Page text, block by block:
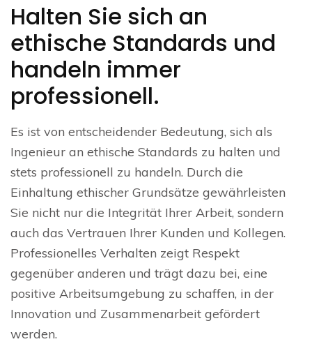
Halten Sie sich an
ethische Standards und
handeln immer
professionell.
Es ist von entscheidender Bedeutung, sich als
Ingenieur an ethische Standards zu halten und
stets professionell zu handeln. Durch die
Einhaltung ethischer Grundsätze gewährleisten
Sie nicht nur die Integrität Ihrer Arbeit, sondern
auch das Vertrauen Ihrer Kunden und Kollegen.
Professionelles Verhalten zeigt Respekt
gegenüber anderen und trägt dazu bei, eine
positive Arbeitsumgebung zu schaffen, in der
Innovation und Zusammenarbeit gefördert
werden.